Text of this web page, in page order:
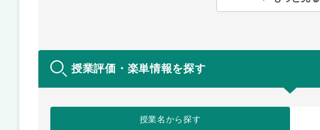
授業評価・楽単情報を探す
授業名から探す